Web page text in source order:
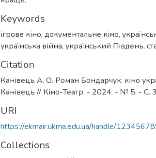
Keywords
ігрове кіно, документальне кіно,
українська війна, український Південь,
Citation
Канівець А. О. Роман Бондарчук: кіно
Канівець // Кіно-Театр. - 2024. - № 5. - C.
URI
https://ekmair.ukma.edu.ua/handle/
Collections